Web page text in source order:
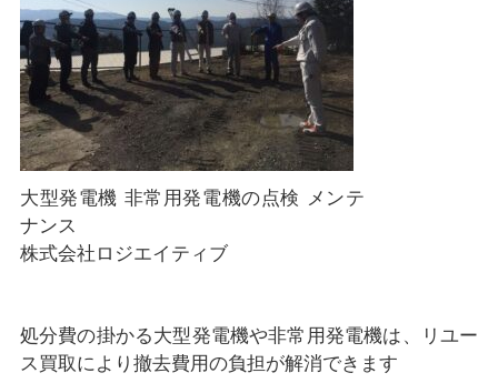
大型発電機 非常用発電機の点検 メンテ
ナンス
株式会社ロジエイティブ
処分費の掛かる大型発電機や非常用発電機は、リユー
ス買取により撤去費用の負担が解消できます